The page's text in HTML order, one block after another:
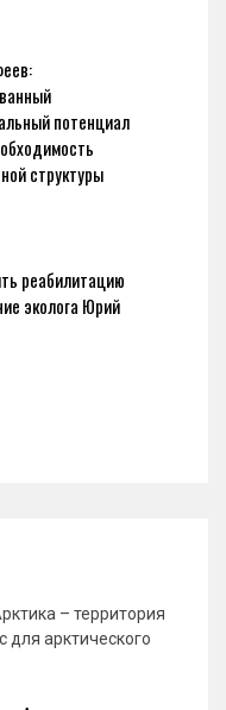
потенциал
структуры
реабилитацию
эколога Юрий